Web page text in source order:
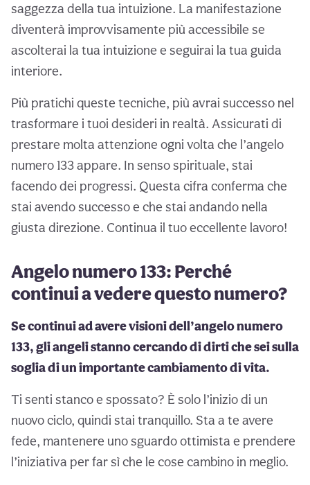
saggezza della tua intuizione. La manifestazione
diventerà improvvisamente più accessibile se
ascolterai la tua intuizione e seguirai la tua guida
interiore.
Più pratichi queste tecniche, più avrai successo nel
trasformare i tuoi desideri in realtà. Assicurati di
prestare molta attenzione ogni volta che l’angelo
numero 133 appare. In senso spirituale, stai
facendo dei progressi. Questa cifra conferma che
stai avendo successo e che stai andando nella
giusta direzione. Continua il tuo eccellente lavoro!
Angelo numero 133: Perché
continui a vedere questo numero?
Se continui ad avere visioni dell’angelo numero
133, gli angeli stanno cercando di dirti che sei sulla
soglia di un importante cambiamento di vita.
Ti senti stanco e spossato? È solo l’inizio di un
nuovo ciclo, quindi stai tranquillo. Sta a te avere
fede, mantenere uno sguardo ottimista e prendere
l’iniziativa per far sì che le cose cambino in meglio.